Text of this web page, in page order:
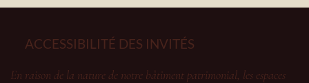
En raison de la nature de notre bâtiment patrimonial, les espaces
ACCESSIBILITÉ DES INVITÉS